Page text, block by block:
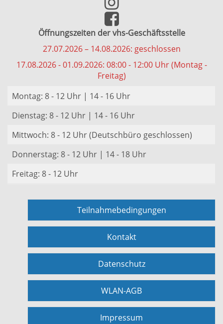
Öffnungszeiten der vhs-Geschäftsstelle
27.07.2026 – 14.08.2026: geschlossen
17.08.2026 - 01.09.2026: 08:00 - 12:00 Uhr (Montag -
Freitag)
Montag: 8 - 12 Uhr | 14 - 16 Uhr
Dienstag: 8 - 12 Uhr | 14 - 16 Uhr
Mittwoch: 8 - 12 Uhr (Deutschbüro geschlossen)
Donnerstag: 8 - 12 Uhr | 14 - 18 Uhr
Freitag: 8 - 12 Uhr
Teilnahmebedingungen
Kontakt
Datenschutz
WLAN-AGB
Impressum